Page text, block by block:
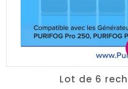
Lot de 6